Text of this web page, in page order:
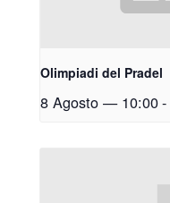
Olimpiadi del Pradel
8 Agosto — 10:00-